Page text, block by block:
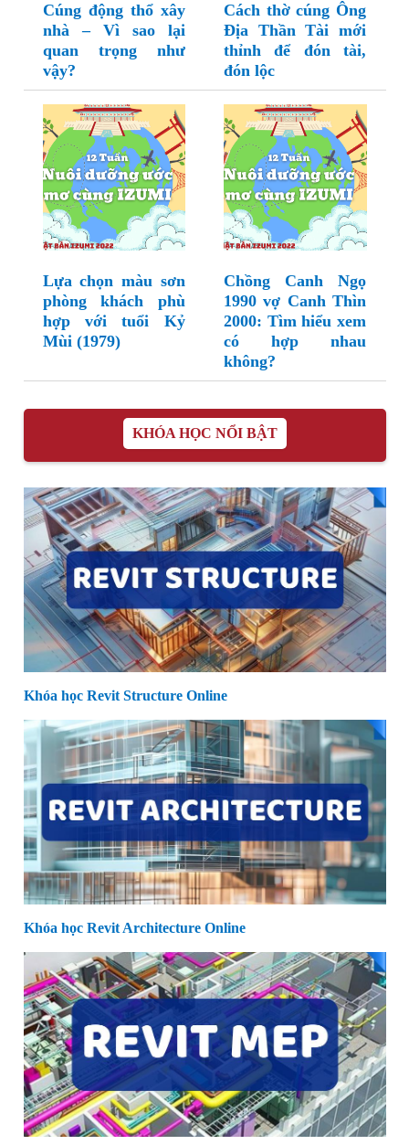
Cúng động thổ xây
nhà – Vì sao lại
quan trọng như
vậy?
Cách thờ cúng Ông
Địa Thần Tài mới
thỉnh để đón tài,
đón lộc
Lựa chọn màu sơn
phòng khách phù
hợp với tuổi Kỷ
Mùi (1979)
Chồng Canh Ngọ
1990 vợ Canh Thìn
2000: Tìm hiểu xem
có hợp nhau
không?
KHÓA HỌC NỔI BẬT
Khóa học Revit Structure Online
Khóa học Revit Architecture Online